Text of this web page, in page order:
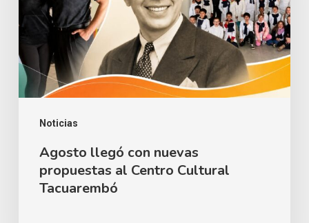
Noticias
propuestas
al
Centro
Cultural
Tacuarembó
Agosto llegó con nuevas
propuestas al Centro Cultural
Tacuarembó